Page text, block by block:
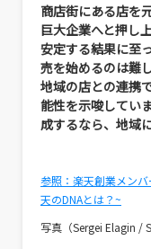
商店街にある店を
巨大企業へと押し
安定する結果に至
売を始めるのは難
地域の店との連携
能性を示唆してい
成するなら、地域
参照：楽天創業メン
天のDNAとは？~
写真（Sergei Elagin /